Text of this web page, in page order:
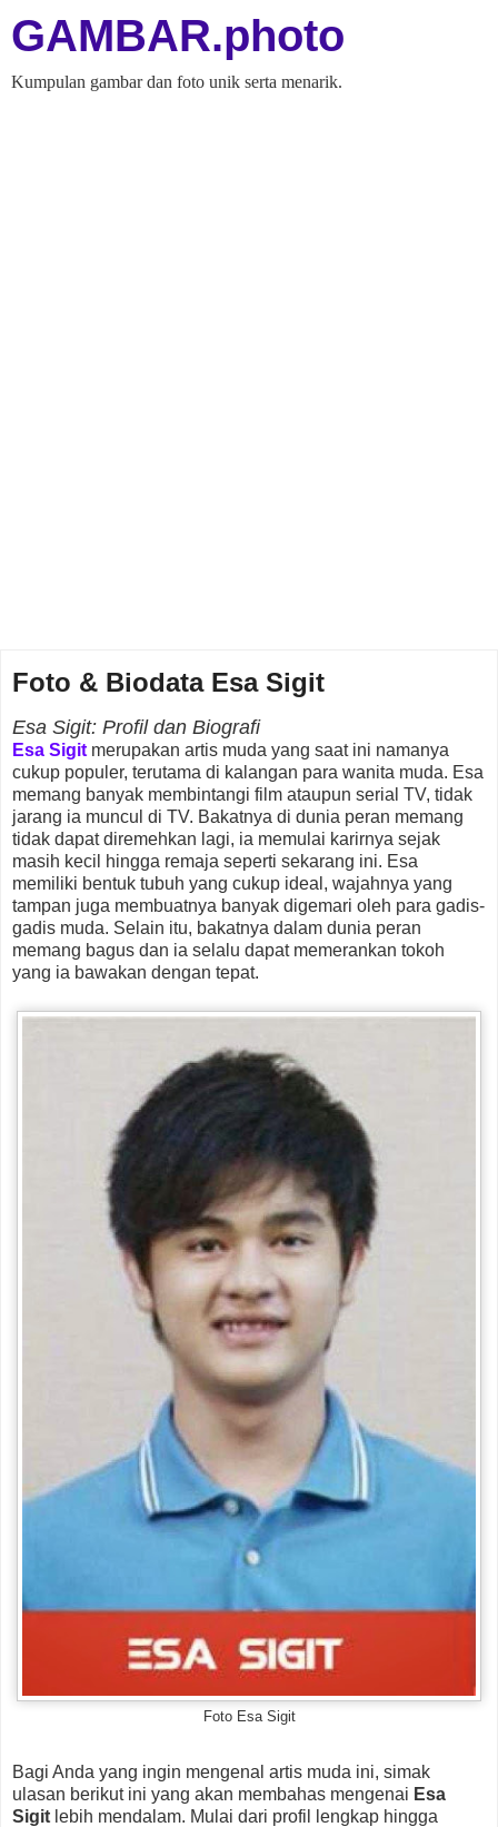
GAMBAR.photo
Kumpulan gambar dan foto unik serta menarik.
Foto & Biodata Esa Sigit
Esa Sigit: Profil dan Biografi
Esa Sigit merupakan artis muda yang saat ini namanya
cukup populer, terutama di kalangan para wanita muda. Esa
memang banyak membintangi film ataupun serial TV, tidak
jarang ia muncul di TV. Bakatnya di dunia peran memang
tidak dapat diremehkan lagi, ia memulai karirnya sejak
masih kecil hingga remaja seperti sekarang ini. Esa
memiliki bentuk tubuh yang cukup ideal, wajahnya yang
tampan juga membuatnya banyak digemari oleh para gadis-
gadis muda. Selain itu, bakatnya dalam dunia peran
memang bagus dan ia selalu dapat memerankan tokoh
yang ia bawakan dengan tepat.
Foto Esa Sigit
Bagi Anda yang ingin mengenal artis muda ini, simak
ulasan berikut ini yang akan membahas mengenai Esa
Sigit lebih mendalam. Mulai dari profil lengkap hingga